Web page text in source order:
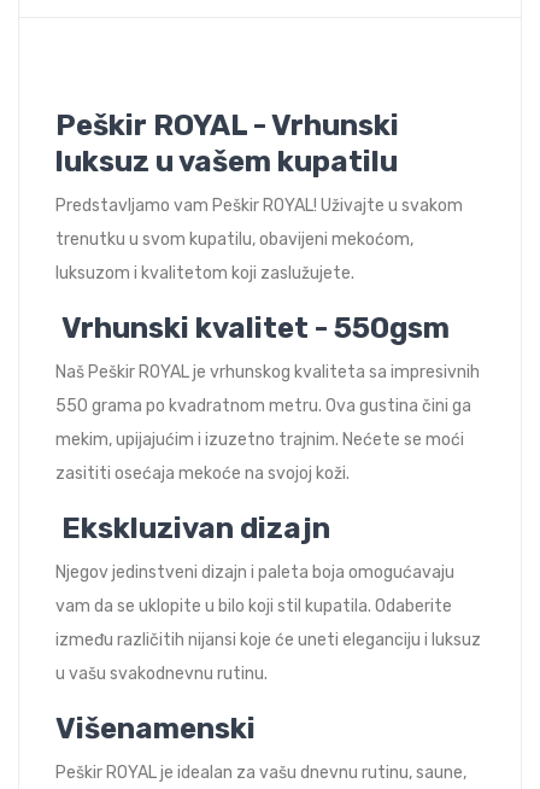
Peškir ROYAL - Vrhunski
luksuz u vašem kupatilu
Predstavljamo vam Peškir ROYAL! Uživajte u svakom
trenutku u svom kupatilu, obavijeni mekoćom,
luksuzom i kvalitetom koji zaslužujete.
Vrhunski kvalitet - 550gsm
Naš Peškir ROYAL je vrhunskog kvaliteta sa impresivnih
550 grama po kvadratnom metru. Ova gustina čini ga
mekim, upijajućim i izuzetno trajnim. Nećete se moći
zasititi osećaja mekoće na svojoj koži.
Ekskluzivan dizajn
Njegov jedinstveni dizajn i paleta boja omogućavaju
vam da se uklopite u bilo koji stil kupatila. Odaberite
između različitih nijansi koje će uneti eleganciju i luksuz
u vašu svakodnevnu rutinu.
Višenamenski
Peškir ROYAL je idealan za vašu dnevnu rutinu, saune,